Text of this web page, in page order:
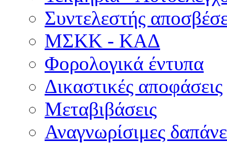
Συντελεστής
ΜΣKΚ - ΚΑΔ
Φορολογικά έντυπα
Δικαστικές αποφάσεις
Μεταβιβάσεις
Αναγνωρίσιμες